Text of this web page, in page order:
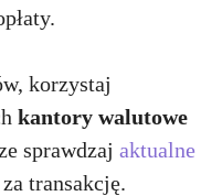
korzystaj
kantory walutowe
sprawdzaj aktualne
transakcję.